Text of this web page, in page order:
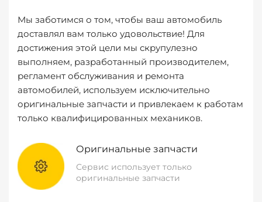
Мы заботимся о том, чтобы ваш автомобиль
доставлял вам только удовольствие! Для
достижения этой цели мы скрупулезно
выполняем, разработанный производителем,
регламент обслуживания и ремонта
автомобилей, используем исключительно
оригинальные запчасти и привлекаем к работам
только квалифицированных механиков.
Оригинальные запчасти
Сервис использует только
оригинальные запчасти